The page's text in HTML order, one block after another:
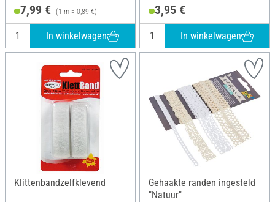
7,99 € (1 m = 0,89 €)
In winkelwagen
3,95 €
In winkelwagen
Klittenbandzelfklevend
Gehaakte randen ingesteld
"Natuur"